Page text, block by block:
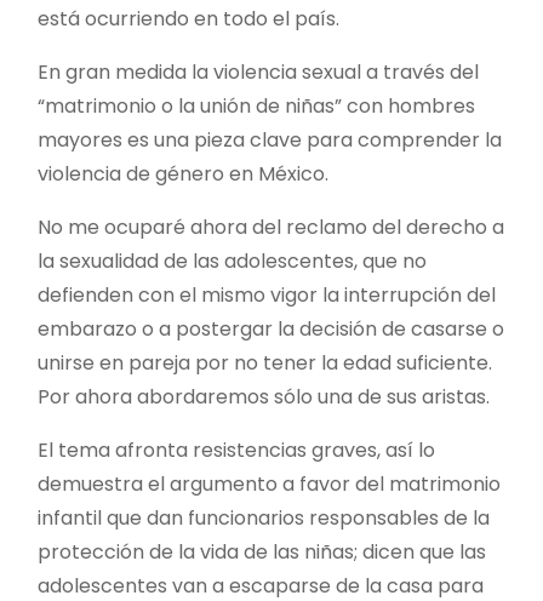
está ocurriendo en todo el país.
En gran medida la violencia sexual a través del
“matrimonio o la unión de niñas” con hombres
mayores es una pieza clave para comprender la
violencia de género en México.
No me ocuparé ahora del reclamo del derecho a
la sexualidad de las adolescentes, que no
defienden con el mismo vigor la interrupción del
embarazo o a postergar la decisión de casarse o
unirse en pareja por no tener la edad suficiente.
Por ahora abordaremos sólo una de sus aristas.
El tema afronta resistencias graves, así lo
demuestra el argumento a favor del matrimonio
infantil que dan funcionarios responsables de la
protección de la vida de las niñas; dicen que las
adolescentes van a escaparse de la casa para